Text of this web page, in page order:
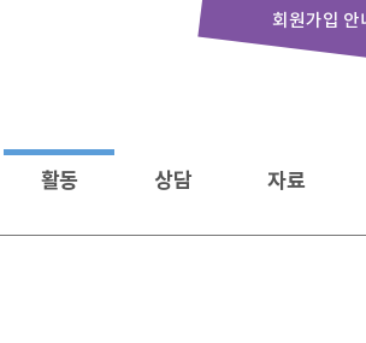
회원가입 안
활동 상담 자료